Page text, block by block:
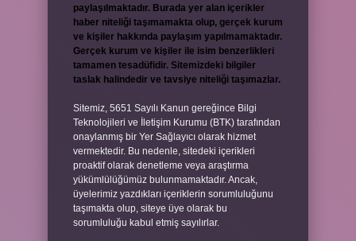
paylaşılmaktadır. Burada yer alan içerikler
haber niteliği taşımamakta olup, gerçek kurum
ve kişiler hakkında paylaşım yapılmamaktadır.
Gerçek kurum ve kişiler ile isim benzerlikleri
tamamen tesadüfidir. Sitemizdeki bilgiler
taslak halindedir ve tavsiye niteliği taşımazlar.
Sitemiz, 5651 Sayılı Kanun gereğince Bilgi
Teknolojileri ve İletişim Kurumu (BTK) tarafından
onaylanmış bir Yer Sağlayıcı olarak hizmet
vermektedir. Bu nedenle, sitedeki içerikleri
proaktif olarak denetleme veya araştırma
yükümlülüğümüz bulunmamaktadır. Ancak,
üyelerimiz yazdıkları içeriklerin sorumluluğunu
taşımakta olup, siteye üye olarak bu
sorumluluğu kabul etmiş sayılırlar.